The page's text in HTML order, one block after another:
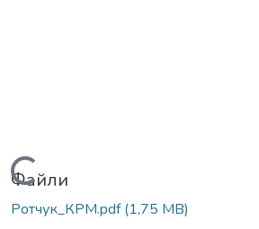
Вантажиться...
Файли
Ротчук_КРМ.pdf(1,75 MB)